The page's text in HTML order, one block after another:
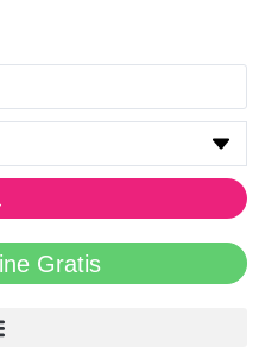
Gratis